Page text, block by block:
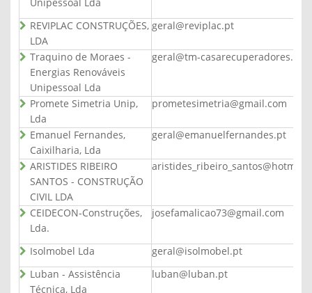
Unipessoal Lda
REVIPLAC CONSTRUÇÕES,
LDA
geral@reviplac.pt
Traquino de Moraes -
Energias Renováveis
Unipessoal Lda
geral@tm-casarecuperadores.pt
Promete Simetria Unip,
Lda
prometesimetria@gmail.com
Emanuel Fernandes,
Caixilharia, Lda
geral@emanuelfernandes.pt
ARISTIDES RIBEIRO
SANTOS - CONSTRUÇÃO
CIVIL LDA
CEIDECON-Construções,
Lda.
josefamalicao73@gmail.com
Isolmobel Lda
geral@isolmobel.pt
Luban - Assistência
Técnica, Lda
luban@luban.pt